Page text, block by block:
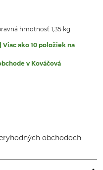
hmotnosť 1,35 kg
Viac ako 10 položiek na
v Kováčová
obchodoch